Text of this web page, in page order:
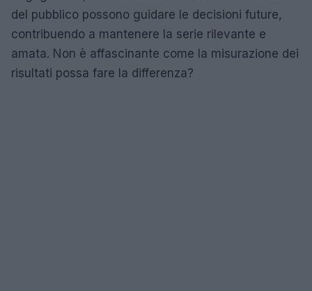
del pubblico possono guidare le decisioni future,
contribuendo a mantenere la serie rilevante e
amata. Non è affascinante come la misurazione dei
risultati possa fare la differenza?